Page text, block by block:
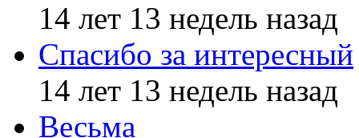
14 лет 13 недель назад
Спасибо за интересный
14 лет 13 недель назад
Весьма